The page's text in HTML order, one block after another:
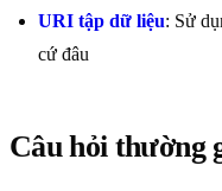
URI tập dữ liệu: Sử
cứ đâu
Câu hỏi thường